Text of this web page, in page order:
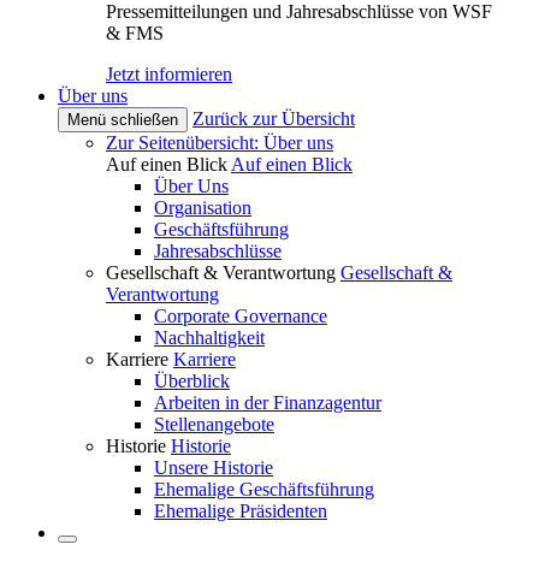
Pressemitteilungen und Jahresabschlüsse von WSF
& FMS
Jetzt informieren
Über uns
Menü schließen
Zurück zur Übersicht
Zur Seitenübersicht: Über uns
Auf einen Blick Auf einen Blick
Über Uns
Organisation
Geschäftsführung
Jahresabschlüsse
Gesellschaft & Verantwortung Gesellschaft &
Verantwortung
Corporate Governance
Nachhaltigkeit
Karriere Karriere
Überblick
Arbeiten in der Finanzagentur
Stellenangebote
Historie Historie
Unsere Historie
Ehemalige Geschäftsführung
Ehemalige Präsidenten